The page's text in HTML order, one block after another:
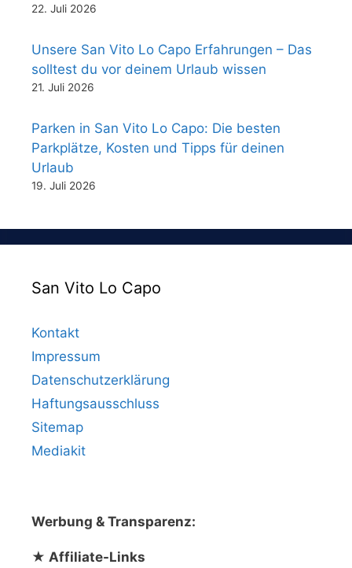
22. Juli 2026
Unsere San Vito Lo Capo Erfahrungen – Das
solltest du vor deinem Urlaub wissen
21. Juli 2026
Parken in San Vito Lo Capo: Die besten
Parkplätze, Kosten und Tipps für deinen
Urlaub
19. Juli 2026
San Vito Lo Capo
Kontakt
Impressum
Datenschutzerklärung
Haftungsausschluss
Sitemap
Mediakit
Werbung & Transparenz:
★ Affiliate-Links